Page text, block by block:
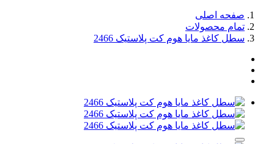
صفحه اصلی
تمام محصولات
سطل کاغذ مایا هوم کت پلاستیک 2466